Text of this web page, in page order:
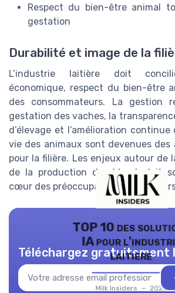
Respect du bien-être animal
gestation
Durabilité et image de la
L’industrie laitière doit
économique, respect du bien-être
des consommateurs. La gestion
gestation des vaches, la
d’élevage et l’amélioration
vie des animaux sont devenues
pour la filière. Les enjeux autour de
de la production durable de lait
cœur des préoccupations des
TOP 10 des
IA pour
laitière
Milk Insiders — 2026
Téléchargez gratuitement